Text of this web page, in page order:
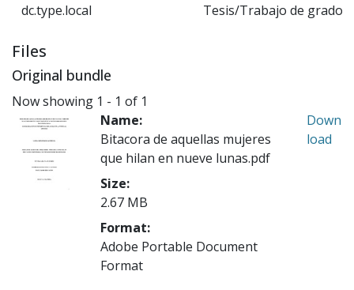
dc.type.local Tesis/Trabajo de grado
Files
Original bundle
Now showing 1 - 1 of 1
Name:
Bitacora de aquellas mujeres
que hilan en nueve lunas.pdf
Size:
2.67 MB
Format:
Adobe Portable Document
Format
Down
load